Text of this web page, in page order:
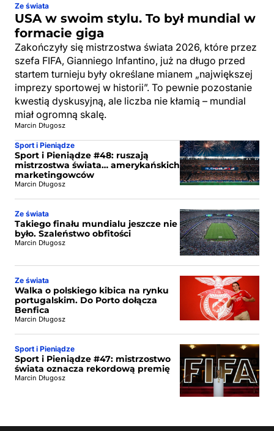
Ze świata
USA w swoim stylu. To był mundial w
formacie giga
Zakończyły się mistrzostwa świata 2026, które przez
szefa FIFA, Gianniego Infantino, już na długo przed
startem turnieju były określane mianem „największej
imprezy sportowej w historii”. To pewnie pozostanie
kwestią dyskusyjną, ale liczba nie kłamią – mundial
miał ogromną skalę.
Marcin Długosz
Sport i Pieniądze
Sport i Pieniądze #48: ruszają
mistrzostwa świata… amerykańskich
marketingowców
Marcin Długosz
Ze świata
Takiego finału mundialu jeszcze nie
było. Szaleństwo obfitości
Marcin Długosz
Ze świata
Walka o polskiego kibica na rynku
portugalskim. Do Porto dołącza
Benfica
Marcin Długosz
Sport i Pieniądze
Sport i Pieniądze #47: mistrzostwo
świata oznacza rekordową premię
Marcin Długosz